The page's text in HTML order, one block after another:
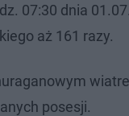
07:30 dnia
aż 161 razy.
posesji.